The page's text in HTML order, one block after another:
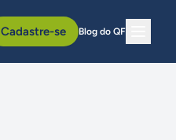
Cadastre-se Blog do QF